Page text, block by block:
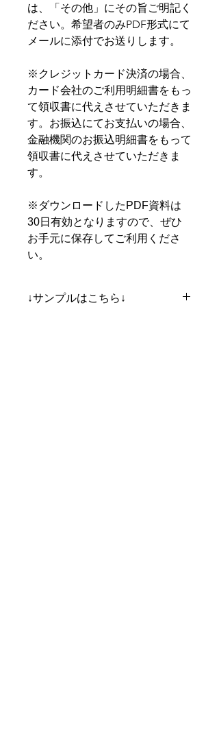
は、「その他」にその旨ご明記く
ださい。希望者のみPDF形式にて
メールに添付でお送りします。
※クレジットカード決済の場合、
カード会社のご利用明細書をもっ
て領収書に代えさせていただきま
す。お振込にてお支払いの場合、
金融機関のお振込明細書をもって
領収書に代えさせていただきま
す。
※ダウンロードしたPDF資料は
30日有効となりますので、ぜひ
お手元に保存してご利用くださ
い。
↓サンプルはこちら↓